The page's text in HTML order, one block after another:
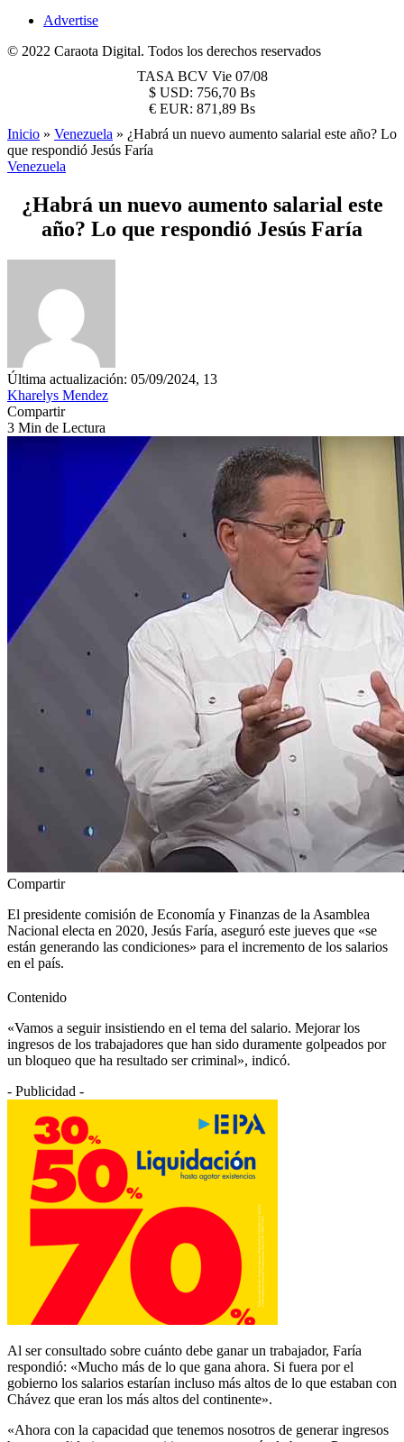
Advertise
© 2022 Caraota Digital. Todos los derechos reservados
TASA BCV Vie 07/08
$ USD: 756,70 Bs
€ EUR: 871,89 Bs
Inicio » Venezuela » ¿Habrá un nuevo aumento salarial este año? Lo
que respondió Jesús Faría
Venezuela
¿Habrá un nuevo aumento salarial este
año? Lo que respondió Jesús Faría
Última actualización: 05/09/2024, 13
Kharelys Mendez
Compartir
3 Min de Lectura
Compartir
El presidente comisión de Economía y Finanzas de la Asamblea
Nacional electa en 2020, Jesús Faría, aseguró este jueves que «se
están generando las condiciones» para el incremento de los salarios
en el país.
Contenido
«Vamos a seguir insistiendo en el tema del salario. Mejorar los
ingresos de los trabajadores que han sido duramente golpeados por
un bloqueo que ha resultado ser criminal», indicó.
- Publicidad -
Al ser consultado sobre cuánto debe ganar un trabajador, Faría
respondió: «Mucho más de lo que gana ahora. Si fuera por el
gobierno los salarios estarían incluso más altos de lo que estaban con
Chávez que eran los más altos del continente».
«Ahora con la capacidad que tenemos nosotros de generar ingresos